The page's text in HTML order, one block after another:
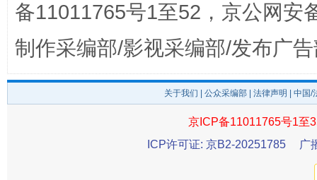
从幼
备11011765号1至52，京公网安
制作采编部/影视采编部/发布广
关于我们 公众采编部 法律声明 | 中国
京ICP备11011765号1至
ICP许可证: 京B2-20251785
广